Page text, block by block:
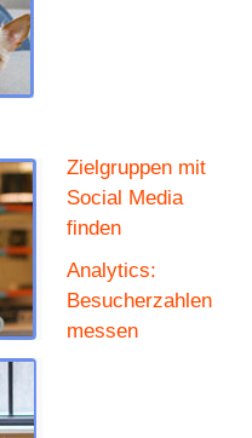
Zielgruppen mit
Social Media
finden
Analytics:
Besucherzahlen
messen